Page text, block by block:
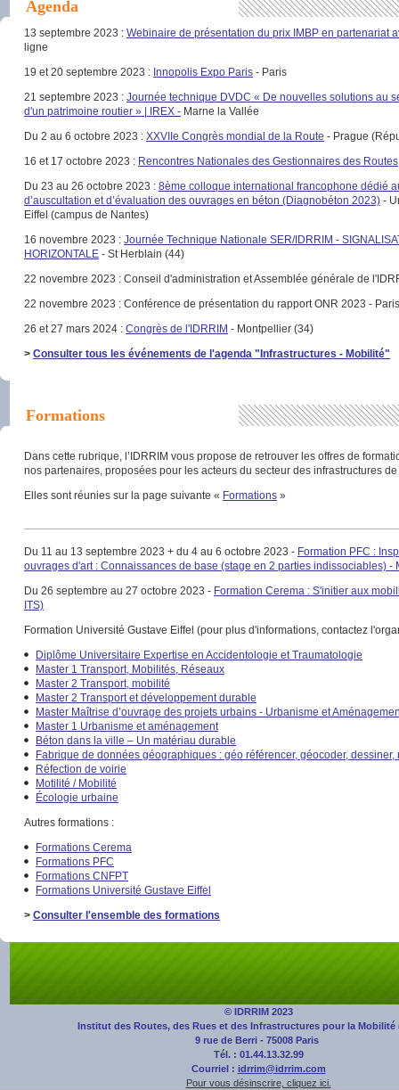
Agenda
13 septembre 2023 : Webinaire de présentation du prix IMBP en partenariat
ligne
19 et 20 septembre 2023 : Innopolis Expo Paris - Paris
21 septembre 2023 : Journée technique DVDC « De nouvelles solutions au
d'un patrimoine routier » | IREX - Marne la Vallée
Du 2 au 6 octobre 2023 : XXVIIe Congrès mondial de la Route - Prague
16 et 17 octobre 2023 : Rencontres Nationales des Gestionnaires des Routes
Du 23 au 26 octobre 2023 : 8ème colloque international francophone dédié
d’auscultation et d’évaluation des ouvrages en béton (Diagnobéton 2023) -
Eiffel (campus de Nantes)
16 novembre 2023 : Journée Technique Nationale SER/IDRRIM -
HORIZONTALE - St Herblain (44)
22 novembre 2023 : Conseil d'administration et Assemblée générale de
22 novembre 2023 : Conférence de présentation du rapport ONR 2023 - Paris
26 et 27 mars 2024 : Congrès de l'IDRRIM - Montpellier (34)
> Consulter tous les événements de l'agenda "Infrastructures - Mobilité"
Formations
Dans cette rubrique, l’IDRRIM vous propose de retrouver les offres de
nos partenaires, proposées pour les acteurs du secteur des infrastructures
Elles sont réunies sur la page suivante « Formations »
Du 11 au 13 septembre 2023 + du 4 au 6 octobre 2023 - Formation PFC :
ouvrages d'art : Connaissances de base (stage en 2 parties indissociables) -
Du 26 septembre au 27 octobre 2023 - Formation Cerema : S'initier aux
ITS)
Formation Université Gustave Eiffel (pour plus d'informations, contactez
Diplôme Universitaire Expertise en Accidentologie et Traumatologie
Master 1 Transport, Mobilités, Réseaux
Master 2 Transport, mobilité
Master 2 Transport et développement durable
Master Maîtrise d’ouvrage des projets urbains - Urbanisme et
Master 1 Urbanisme et aménagement
Béton dans la ville – Un matériau durable
Fabrique de données géographiques : géo référencer, géocoder, dessiner,
Réfection de voirie
Motilité / Mobilité
Écologie urbaine
Autres formations :
Formations Cerema
Formations PFC
Formations CNFPT
Formations Université Gustave Eiffel
> Consulter l'ensemble des formations
© IDRRIM 2023
Institut des Routes, des Rues et des Infrastructures pour la Mobilité
9 rue de Berri - 75008 Paris
Tél. : 01.44.13.32.99
Courriel : idrrim@idrrim.com
Pour vous désinscrire, cliquez ici.